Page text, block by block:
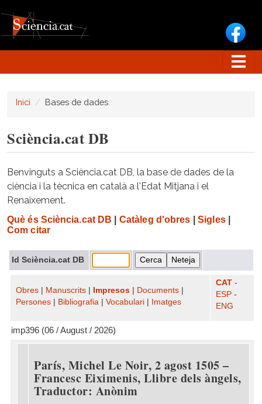
Inici Bases de dades
Sciència.cat DB
Benvinguts a Sciència.cat DB, la base de dades de la
ciència i la tècnica en català a l'Edat Mitjana i el
Renaixement.
Què és Sciència.cat DB Catàleg d'obres Sigles|
Com citar
Id Sciència.cat DB
Obres Manuscrits Impresos Documents
Persones
Bibliografia Vocabulari Imatges
CAT -
ESP -
ENG
imp396 (06 / August / 2026)
París, Michel Le Noir, 2 agost 1505 –
Francesc Eiximenis, Llibre dels àngels,
Traductor: Anònim